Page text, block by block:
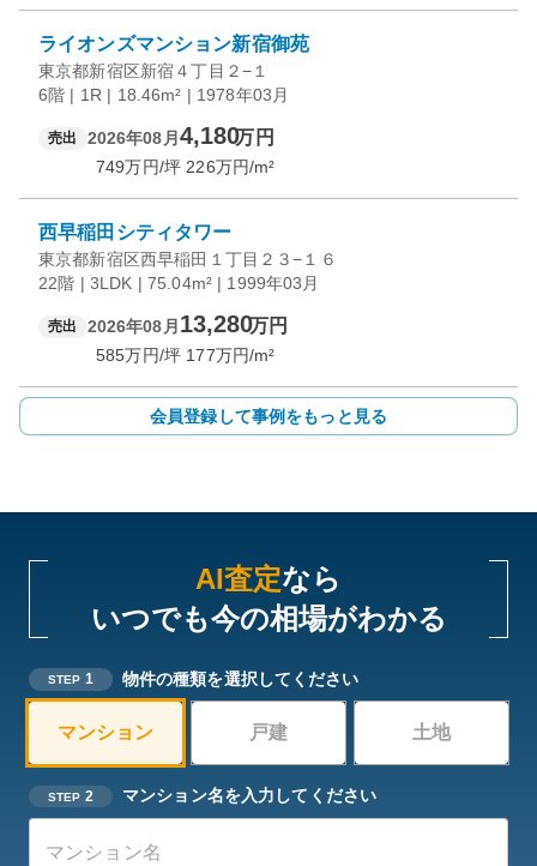
ライオンズマンション新宿御苑
東京都新宿区新宿４丁目２−１
6階 | 1R | 18.46m² | 1978年03月
売出 2026年08月 4,180万円
749万円/坪 226万円/m²
西早稲田シティタワー
東京都新宿区西早稲田１丁目２３−１６
22階 | 3LDK | 75.04m² | 1999年03月
売出 2026年08月 13,280万円
585万円/坪 177万円/m²
会員登録して事例をもっと見る
AI査定なら
いつでも今の相場がわかる
STEP 1 物件の種類を選択してください
マンション 戸建 土地
STEP 2 マンション名を入力してください